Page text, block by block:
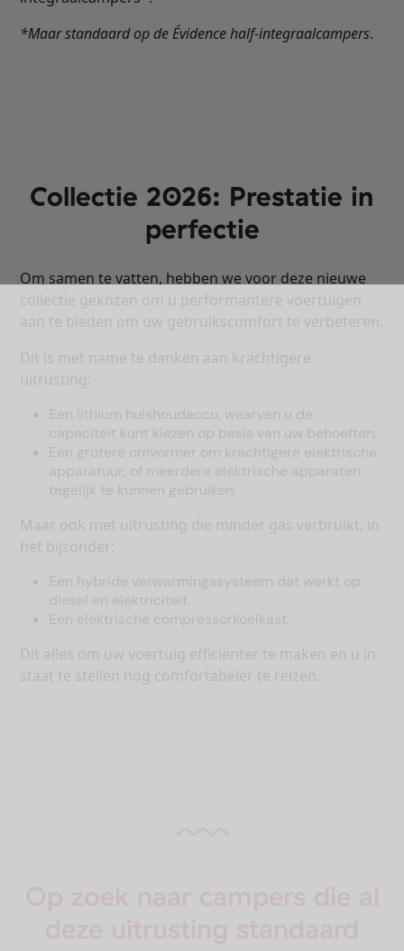
*Maar standaard op de Évidence half-integraalcampers.
Collectie 2026: Prestatie in
perfectie
Om samen te vatten, hebben we voor deze nieuwe
collectie gekozen om u performantere voertuigen
aan te bieden om uw gebruikscomfort te verbeteren.
Dit is met name te danken aan krachtigere
uitrusting:
Een lithium huishoudaccu, waarvan u de
capaciteit kunt kiezen op basis van uw behoeften.
Een grotere omvormer om krachtigere elektrische
apparatuur, of meerdere elektrische apparaten
tegelijk te kunnen gebruiken.
Maar ook met uitrusting die minder gas verbruikt, in
het bijzonder:
Een hybride verwarmingssysteem dat werkt op
diesel en elektriciteit.
Een elektrische compressorkoelkast.
Dit alles om uw voertuig efficiënter te maken en u in
staat te stellen nog comfortabeler te reizen.